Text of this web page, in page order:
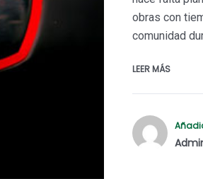
obras con
comunidad
LEER MÁS